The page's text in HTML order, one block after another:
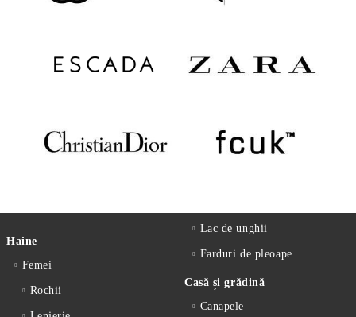
Haine
Femei
Rochii
Lac de unghii
Farduri de pleoape
Casă și grădină
Canapele